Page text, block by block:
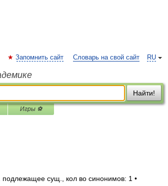
RU
Запомнить сайт Словарь на свой сайт
Найти!
Игры ⚽
сущ., кол во синонимов: 1 •